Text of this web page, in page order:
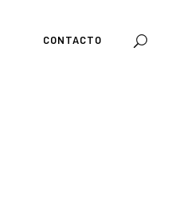
CONTACTO